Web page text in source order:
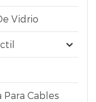
Vidrio
Cables